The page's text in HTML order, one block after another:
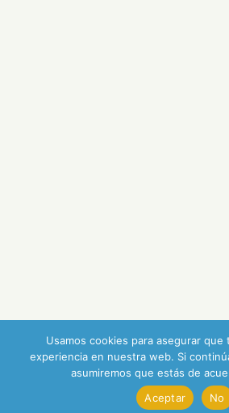
Usamos cookies para asegurar que
experiencia en nuestra web. Si
asumiremos que estás de
Aceptar
No